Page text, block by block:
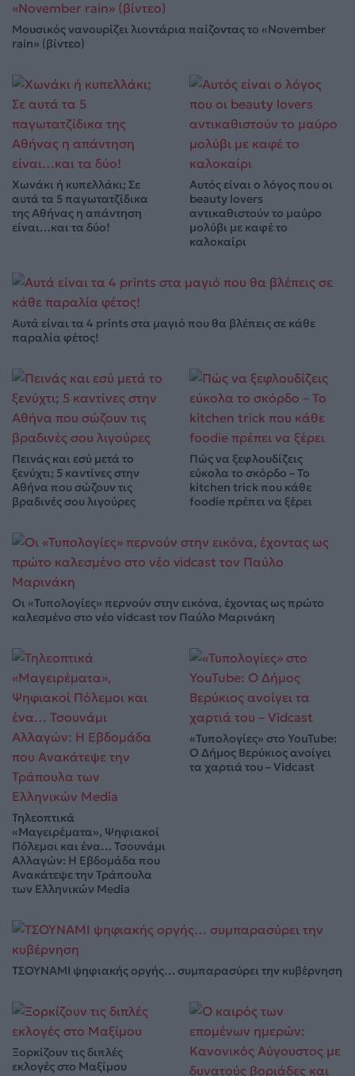
Μουσικός νανουρίζει λιοντάρια παίζοντας το «November
rain» (βίντεο)
Χωνάκι ή κυπελλάκι; Σε
αυτά τα 5 παγωτατζίδικα
της Αθήνας η απάντηση
είναι…και τα δύο!
Αυτός είναι ο λόγος που οι
beauty lovers
αντικαθιστούν το μαύρο
μολύβι με καφέ το
καλοκαίρι
Αυτά είναι τα 4 prints στα μαγιό που θα βλέπεις σε κάθε
παραλία φέτος!
Πεινάς και εσύ μετά το
ξενύχτι; 5 καντίνες στην
Αθήνα που σώζουν τις
βραδινές σου λιγούρες
Πώς να ξεφλουδίζεις
εύκολα το σκόρδο – Το
kitchen trick που κάθε
foodie πρέπει να ξέρει
Οι «Τυπολογίες» περνούν στην εικόνα, έχοντας ως πρώτο
καλεσμένο στο νέο vidcast τον Παύλο Μαρινάκη
Τηλεοπτικά
«Μαγειρέματα», Ψηφιακοί
Πόλεμοι και ένα… Τσουνάμι
Αλλαγών: Η Εβδομάδα που
Ανακάτεψε την Τράπουλα
των Ελληνικών Media
«Τυπολογίες» στο YouTube:
Ο Δήμος Βερύκιος ανοίγει
τα χαρτιά του – Vidcast
ΤΣΟΥΝΑΜΙ ψηφιακής οργής… συμπαρασύρει την κυβέρνηση
Ξορκίζουν τις διπλές
εκλογές στο Μαξίμου